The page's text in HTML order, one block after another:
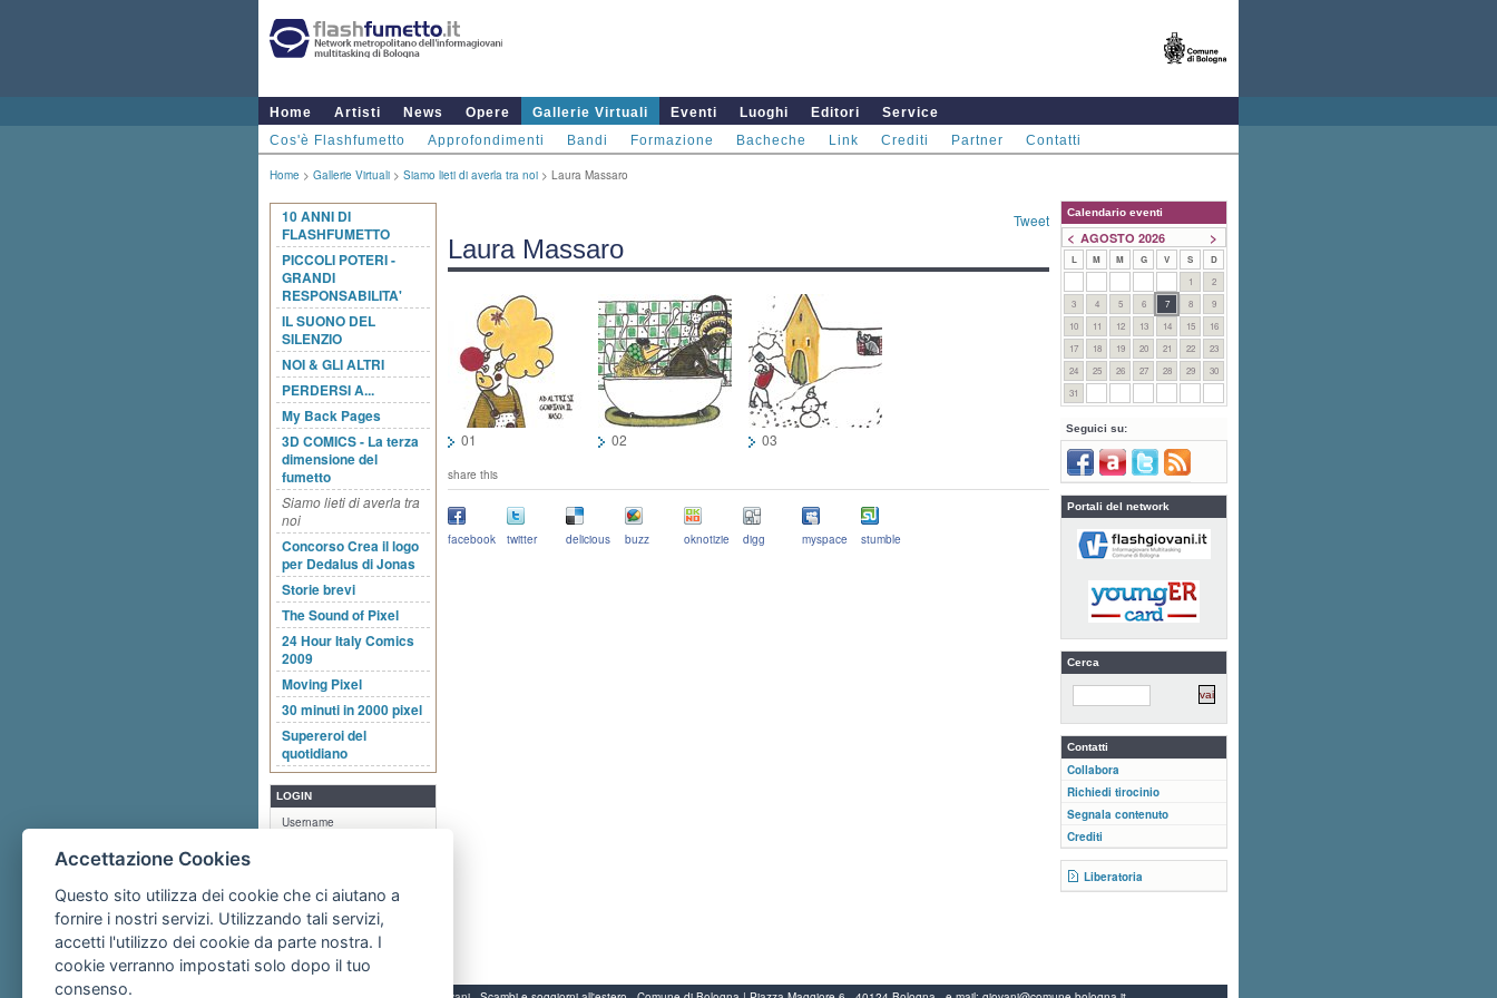
Home Artisti News Opere Gallerie Virtuali Eventi Luoghi Editori
Service
Cos'è Flashfumetto
Approfondimenti Bandi Formazione Bacheche Link Crediti Partner Contatti
Home > Gallerie Virtuali > Siamo lieti di averla tra noi > Laura Massaro
10 ANNI DI
FLASHFUMETTO
PICCOLI POTERI -
GRANDI
RESPONSABILITA'
IL SUONO DEL
SILENZIO
NOI & GLI ALTRI
PERDERSI A...
My Back Pages
3D COMICS - La terza
dimensione del
fumetto
Siamo lieti di averla tra
noi
Concorso Crea il logo
per Dedalus di Jonas
Storie brevi
The Sound of Pixel
24 Hour Italy Comics
2009
Moving Pixel
30 minuti in 2000 pixel
Supereroi del
quotidiano
LOGIN
Username
Vuoi inviarci le tue opere?
Iscriviti al portale.
Recupera password
Tweet
Laura Massaro
01 02 03
share this
facebook twitter delicious buzz oknotizie digg myspace stumble
Calendario eventi
>
< AGOSTO 2026
L M M G V S
D
1
2
3
4 5 6 7 8
9
10
11 12 13 14 15
16
17
18 19 20 21 22
23
24
25 26 27 28 29
30
31
Seguici su:
Portali del network
Cerca
Contatti
Collabora
Richiedi tirocinio
Segnala contenuto
Crediti
Liberatoria
Accettazione Cookies
Questo sito utilizza dei cookie che ci aiutano a
fornire i nostri servizi. Utilizzando tali servizi,
accetti l'utilizzo dei cookie da parte nostra. I
cookie verranno impostati solo dopo il tuo
consenso.